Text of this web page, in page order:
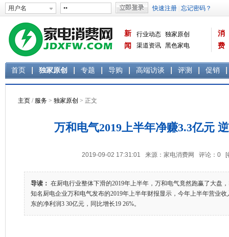
新
闻
行业动态 独家原创
渠道资讯 黑色家电
消
费
首页 独家原创 专题 导购 高端访谈 评测 促销
主页 / 服务 > 独家原创 > 正文
万和电气2019上半年净赚3.3亿元
2019-09-02 17:31:01 来源：家电消费网 评论： 0 [
导读： 在厨电行业整体下滑的2019年上半年，万和电气竟然跑赢了大盘
知名厨电企业万和电气发布的2019年上半年财报显示，今年上半年营业
东的净利润3 30亿元，同比增长19 26%。